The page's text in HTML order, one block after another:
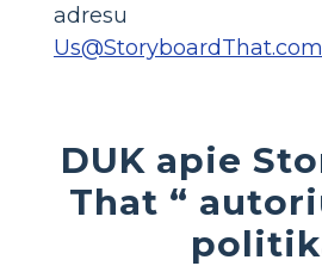
Us@StoryboardThat.com
DUK apie
That “